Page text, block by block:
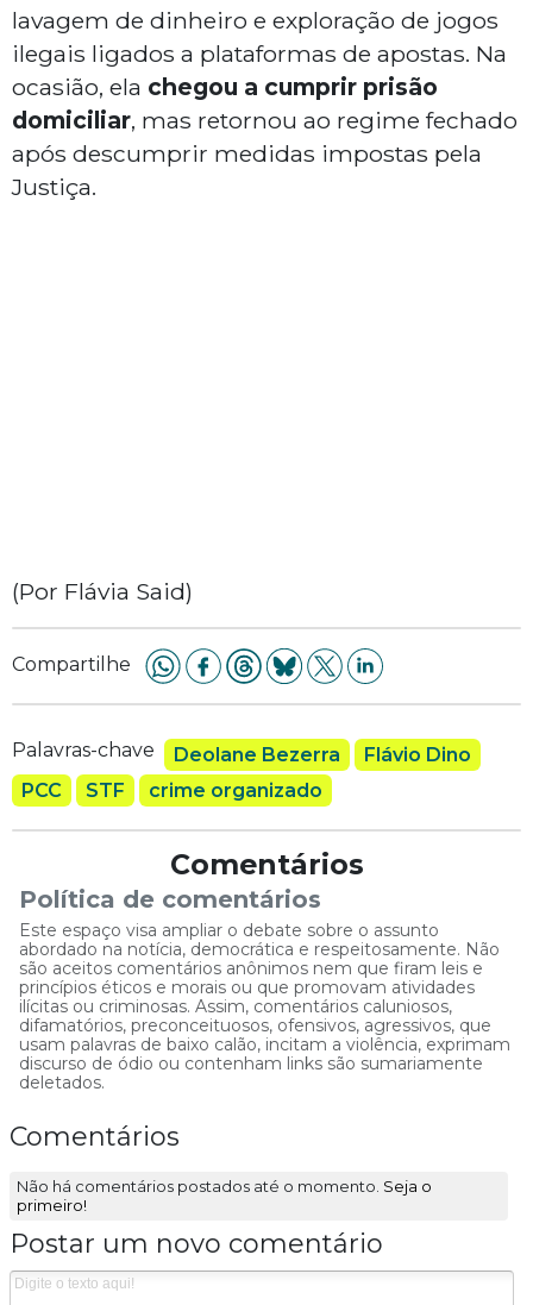
lavagem de dinheiro e exploração de jogos
ilegais ligados a plataformas de apostas. Na
ocasião, ela chegou a cumprir prisão
domiciliar, mas retornou ao regime fechado
após descumprir medidas impostas pela
Justiça.
(Por Flávia Said)
Compartilhe
Palavras-chave Deolane Bezerra
Flávio Dino
PCC
STF crime organizado
Comentários
Política de comentários
Este espaço visa ampliar o debate sobre o assunto
abordado na notícia, democrática e respeitosamente. Não
são aceitos comentários anônimos nem que firam leis e
princípios éticos e morais ou que promovam atividades
ilícitas ou criminosas. Assim, comentários caluniosos,
difamatórios, preconceituosos, ofensivos, agressivos, que
usam palavras de baixo calão, incitam a violência, exprimam
discurso de ódio ou contenham links são sumariamente
deletados.
Comentários
Não há comentários postados até o momento. Seja o
primeiro!
Postar um novo comentário